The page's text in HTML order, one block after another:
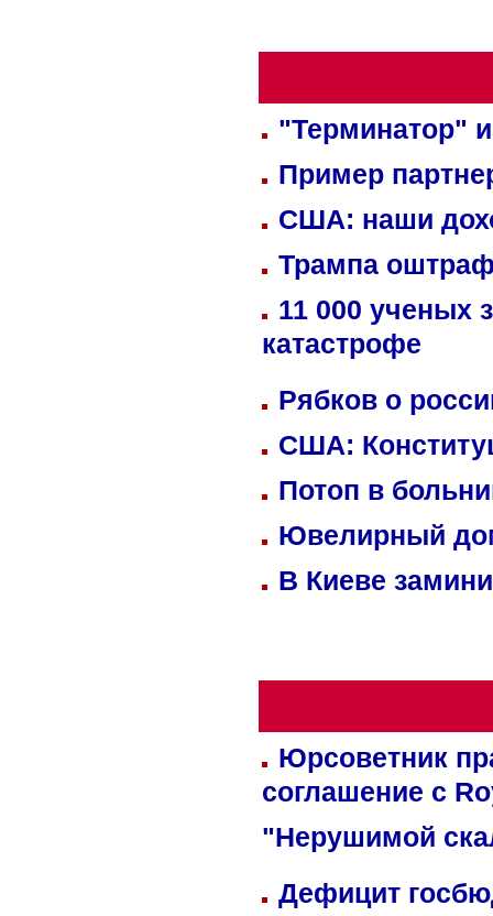
"Терминатор"
Пример
США: наши
Трампа
11 000 ученых
катастрофе
Рябков о
США:
Потоп в
Ювелирный
В Киеве
Юрсоветник
соглашение с
"Нерушимой
Дефицит